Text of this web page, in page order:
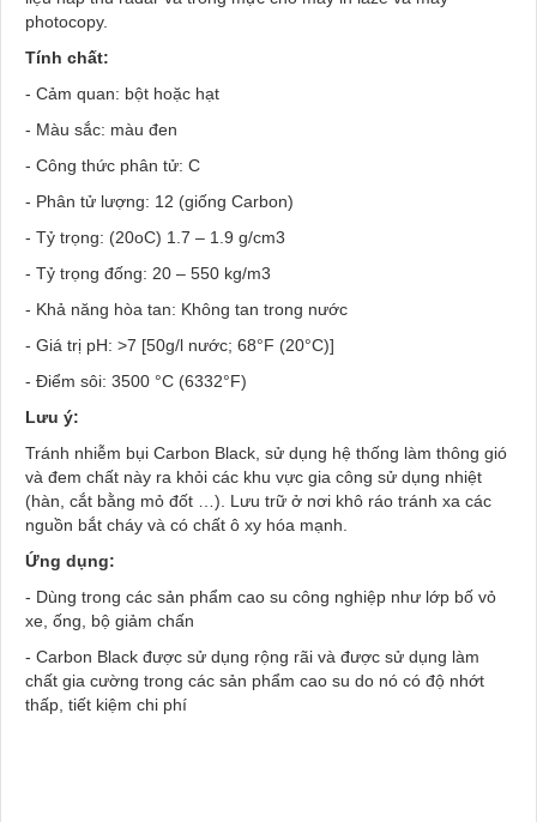
photocopy.
Tính chất:
- Cảm quan: bột hoặc hạt
- Màu sắc: màu đen
- Công thức phân tử: C
- Phân tử lượng: 12 (giống Carbon)
- Tỷ trọng: (20oC) 1.7 – 1.9 g/cm3
- Tỷ trọng đống: 20 – 550 kg/m3
- Khả năng hòa tan: Không tan trong nước
- Giá trị pH: >7 [50g/l nước; 68°F (20°C)]
- Điểm sôi: 3500 °C (6332°F)
Lưu ý:
Tránh nhiễm bụi Carbon Black, sử dụng hệ thống làm thông gió
và đem chất này ra khỏi các khu vực gia công sử dụng nhiệt
(hàn, cắt bằng mỏ đốt …). Lưu trữ ở nơi khô ráo tránh xa các
nguồn bắt cháy và có chất ô xy hóa mạnh.
Ứng dụng:
- Dùng trong các sản phẩm cao su công nghiệp như lớp bố vỏ
xe, ống, bộ giảm chấn
- Carbon Black được sử dụng rộng rãi và được sử dụng làm
chất gia cường trong các sản phẩm cao su do nó có độ nhớt
thấp, tiết kiệm chi phí